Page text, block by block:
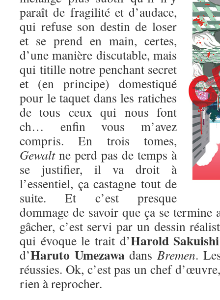
paraît de fragilité et d’audace,
qui refuse son destin de loser
et se prend en main, certes,
d’une manière discutable, mais
qui titille notre penchant secret
et (en principe) domestiqué
pour le taquet dans les ratiches
de tous ceux qui nous font
ch… enfin vous m’avez
compris. En trois tomes,
Gewaltne perd pas de temps à
se justifier, il va droit à
l’essentiel, ça castagne tout de
suite. Et c’est presque
dommage de savoir que ça se
gâcher, c’est servi par un dessin
qui évoque le trait d’Harold Sakuishi
d’Haruto UmezawadansBremen.
réussies. Ok, c’est pas un chef
rien à reprocher.